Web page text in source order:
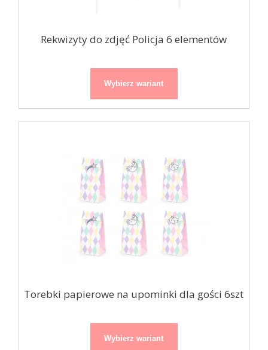
Rekwizyty do zdjęć Policja 6 elementów
Wybierz wariant
Torebki papierowe na upominki dla gości 6szt
Wybierz wariant